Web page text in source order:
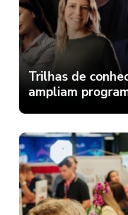
Trilhas de
ampliam